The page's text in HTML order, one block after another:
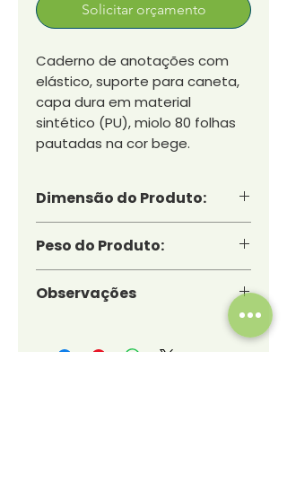
Solicitar orçamento
Caderno de anotações com
elástico, suporte para caneta,
capa dura em material
sintético (PU), miolo 80 folhas
pautadas na cor bege.
Dimensão do Produto:
Peso do Produto:
Observações
reprodução gráfica das